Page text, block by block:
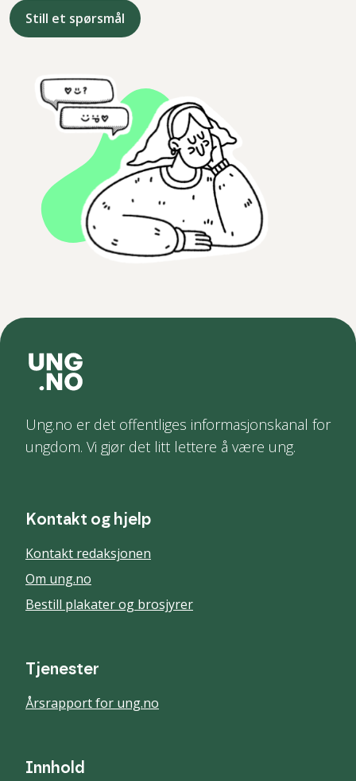
Still et spørsmål
Ung.no er det offentliges informasjonskanal for
ungdom. Vi gjør det litt lettere å være ung.
Kontakt og hjelp
Kontakt redaksjonen
Om ung.no
Bestill plakater og brosjyrer
Tjenester
Årsrapport for ung.no
Innhold